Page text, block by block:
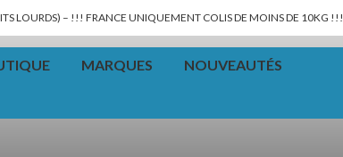
LOURDS) – !!! FRANCE UNIQUEMENT COLIS DE MOINS DE 10KG !!!
MARQUES NOUVEAUTÉS